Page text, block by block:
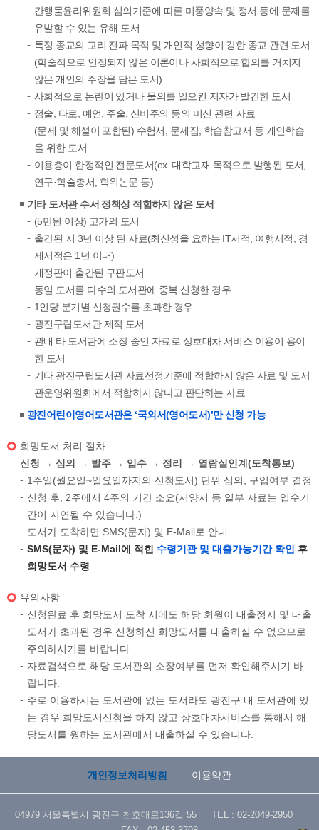
간행물윤리위원회 심의기준에 따른 미풍양속 및 정서 등에 문제를
유발할 수 있는 유해 도서
특정 종교의 교리 전파 목적 및 개인적 성향이 강한 종교 관련 도서
(학술적으로 인정되지 않은 이론이나 사회적으로 합의를 거치지
않은 개인의 주장을 담은 도서)
사회적으로 논란이 있거나 물의를 일으킨 저자가 발간한 도서
점술, 타로, 예언, 주술, 신비주의 등의 미신 관련 자료
(문제 및 해설이 포함된) 수험서, 문제집, 학습참고서 등 개인학습
을 위한 도서
이용층이 한정적인 전문도서(ex. 대학교재 목적으로 발행된 도서,
연구·학술총서, 학위논문 등)
기타 도서관 수서 정책상 적합하지 않은 도서
(5만원 이상) 고가의 도서
출간된 지 3년 이상 된 자료(최신성을 요하는 IT서적, 여행서적, 경
제서적은 1년 이내)
개정판이 출간된 구판도서
동일 도서를 다수의 도서관에 중복 신청한 경우
1인당 분기별 신청권수를 초과한 경우
광진구립도서관 제적 도서
관내 타 도서관에 소장 중인 자료로 상호대차 서비스 이용이 용이
한 도서
기타 광진구립도서관 자료선정기준에 적합하지 않은 자료 및 도서
관운영위원회에서 적합하지 않다고 판단하는 자료
광진어린이영어도서관은 ‘국외서(영어도서)’만 신청 가능
희망도서 처리 절차
신청 → 심의 → 발주 → 입수 → 정리 → 열람실인계(도착통보)
1주일(월요일~일요일까지의 신청도서) 단위 심의, 구입여부 결정
신청 후, 2주에서 4주의 기간 소요(서양서 등 일부 자료는 입수기
간이 지연될 수 있습니다.)
도서가 도착하면 SMS(문자) 및 E-Mail로 안내
SMS(문자) 및 E-Mail에 적힌 수령기관 및 대출가능기간 확인
후
희망도서 수령
유의사항
신청완료 후 희망도서 도착 시에도 해당 회원이 대출정지 및 대출
도서가 초과된 경우 신청하신 희망도서를 대출하실 수 없으므로
주의하시기를 바랍니다.
자료검색으로 해당 도서관의 소장여부를 먼저 확인해주시기 바
랍니다.
주로 이용하시는 도서관에 없는 도서라도 광진구 내 도서관에 있
는 경우 희망도서신청을 하지 않고 상호대차서비스를 통해서 해
당도서를 원하는 도서관에서 대출하실 수 있습니다.
개인정보처리방침 이용약관
04979 서울특별시 광진구 천호대로136길 55 TEL : 02-2049-2950